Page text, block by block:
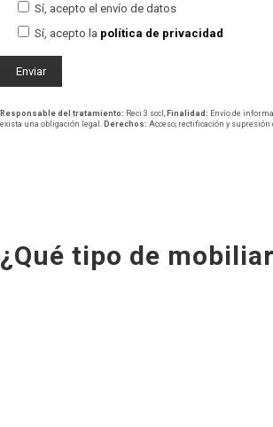
Sí, acepto el envío de datos
Sí, acepto la política de privacidad
Responsable del tratamiento: Reci 3 sccl, Finalidad: Envío de
exista una obligación legal.
Derechos: Acceso, rectificación y
¿Qué tipo de